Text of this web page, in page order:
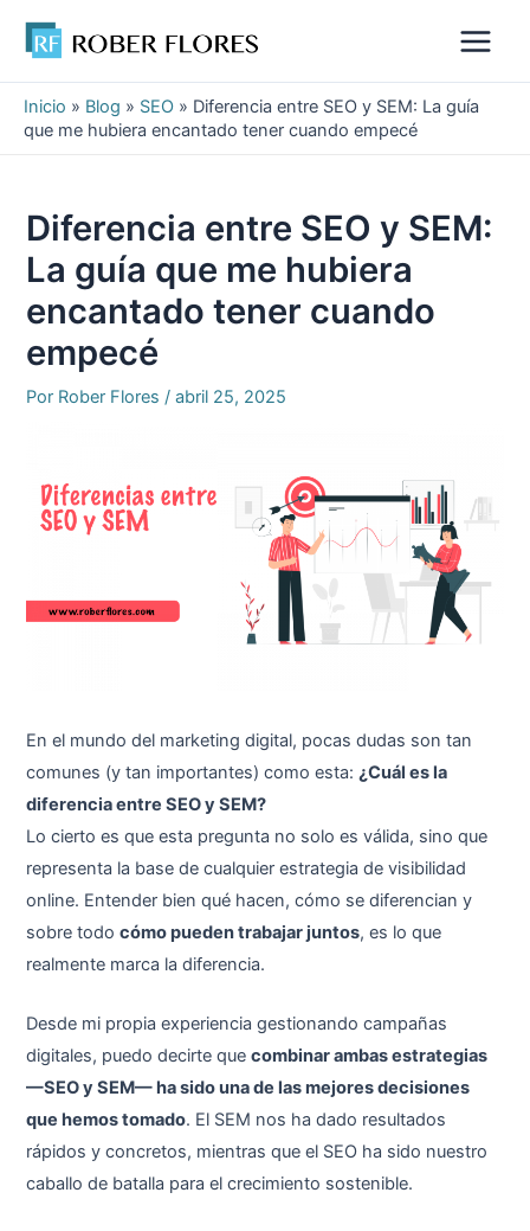
contenido
Main
Menu
Inicio » Blog » SEO » Diferencia entre SEO y SEM: La guía
que me hubiera encantado tener cuando empecé
Diferencia entre SEO y SEM:
La guía que me hubiera
encantado tener cuando
empecé
Por Rober Flores/abril 25, 2025
En el mundo del marketing digital, pocas dudas son tan
comunes (y tan importantes) como esta:¿Cuál es la
diferencia entre SEO y SEM?
Lo cierto es que esta pregunta no solo es válida, sino que
representa la base de cualquier estrategia de visibilidad
online. Entender bien qué hacen, cómo se diferencian y
sobre todocómo pueden trabajar juntos, es lo que
realmente marca la diferencia.
Desde mi propia experiencia gestionando campañas
digitales, puedo decirte quecombinar ambas estrategias
—SEO y SEM— ha sido una de las mejores decisiones
que hemos tomado. El SEM nos ha dado resultados
rápidos y concretos, mientras que el SEO ha sido nuestro
caballo de batalla para el crecimiento sostenible.